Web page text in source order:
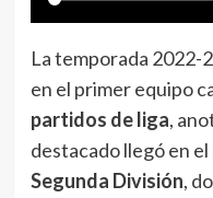
La temporada 2022-
en el primer equipo
partidos de liga,
destacado llegó en el
Segunda División,